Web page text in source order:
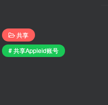
共享
# 共享Appleid账号